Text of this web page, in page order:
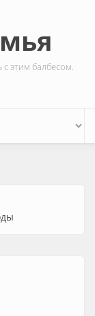
этим балбесом.